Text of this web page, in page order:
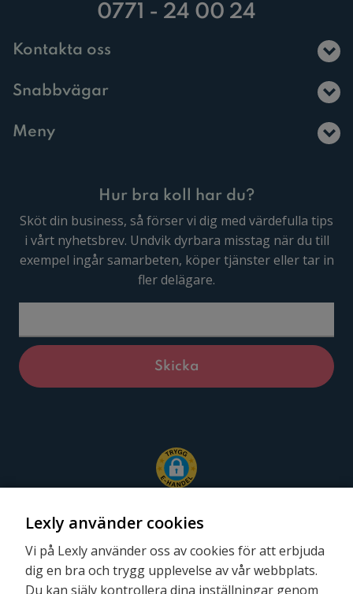
0771 - 24 00 24
Kontakta oss
Snabbvägar
Meny
Hur bra koll har du?
Sköt din business, så förser vi dig med värdefulla tips
i vårt nyhetsbrev. Undvik dyrbara misstag när du till
exempel ingår samarbeten, köper tjänster eller tar in
fler delägare.
Följ oss
Lexly använder cookies
Vi på Lexly använder oss av cookies för att erbjuda
dig en bra och trygg upplevelse av vår webbplats.
Du kan själv kontrollera dina inställningar genom